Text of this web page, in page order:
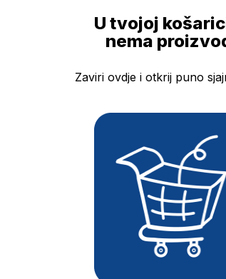
U tvojoj
nema
Zaviri ovdje i otkrij puno